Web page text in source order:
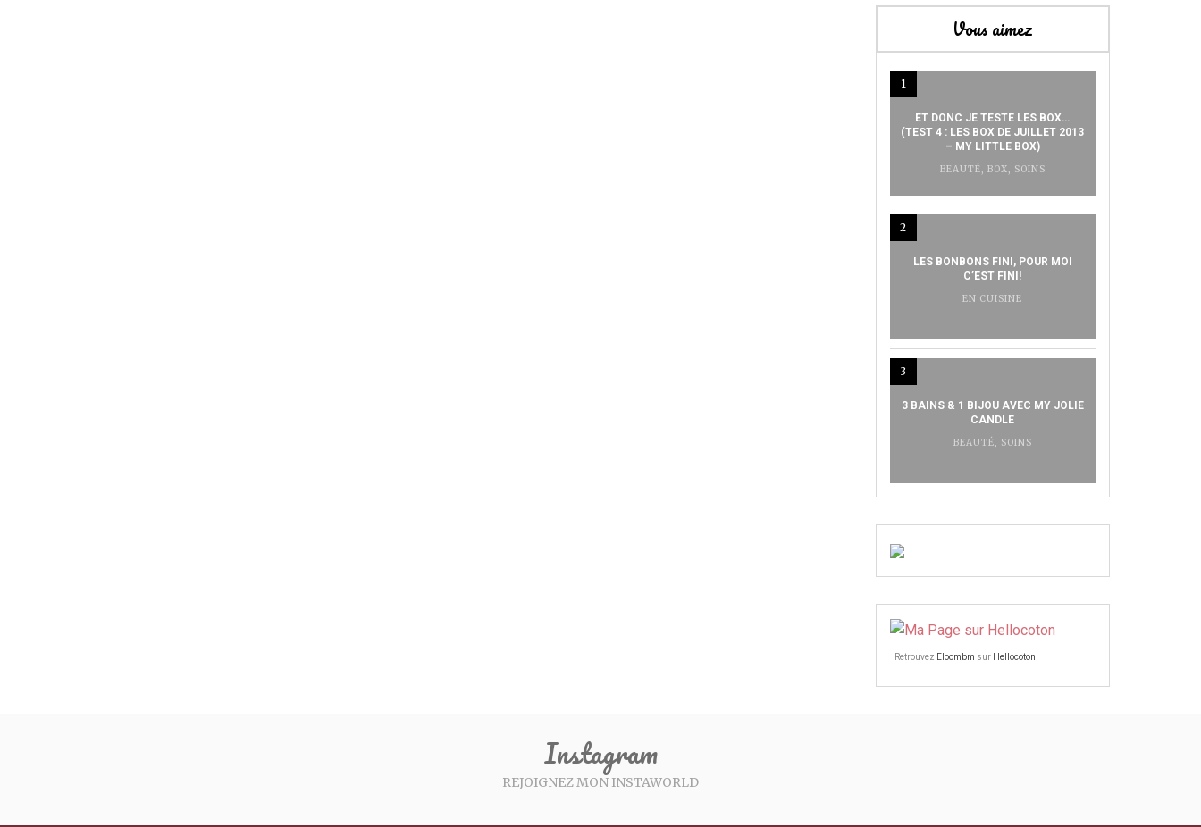
Vous aimez
1
ET DONC JE TESTE LES BOX…
(TEST 4 : LES BOX DE JUILLET 2013
– MY LITTLE BOX)
BEAUTÉ, BOX, SOINS
2
LES BONBONS FINI, POUR MOI
C’EST FINI!
EN CUISINE
3
3 BAINS & 1 BIJOU AVEC MY JOLIE
CANDLE
BEAUTÉ, SOINS
Retrouvez Eloombm sur Hellocoton
Instagram
REJOIGNEZ MON INSTAWORLD